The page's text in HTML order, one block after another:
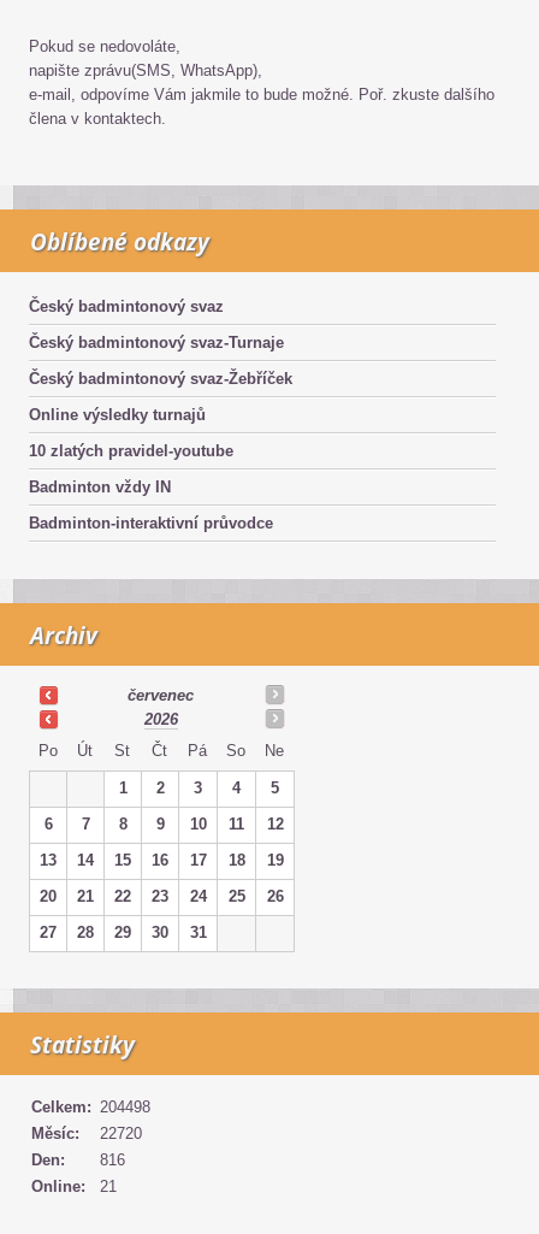
Pokud se nedovoláte,
napište zprávu(SMS, WhatsApp),
e-mail, odpovíme Vám jakmile to bude možné. Poř. zkuste dalšího
člena v kontaktech.
Oblíbené odkazy
Český badmintonový svaz
Český badmintonový svaz-Turnaje
Český badmintonový svaz-Žebříček
Online výsledky turnajů
10 zlatých pravidel-youtube
Badminton vždy IN
Badminton-interaktivní průvodce
Archiv
červenec
2026
Po
Út St Čt Pá So Ne
1 2 3 4
5
6
7 8 9 10 11
12
13
14 15 16 17 18
19
20
21 22 23 24 25
26
27
28 29 30 31
Statistiky
Online: 21
Celkem: 204498
Měsíc:
22720
Den:
816